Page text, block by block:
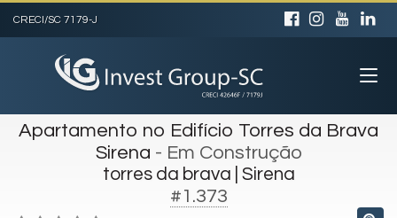
CRECI/SC 7179-J
Apartamento no Edifício Torres da Brava
Sirena - Em Construção
torres da brava | Sirena
#1.373